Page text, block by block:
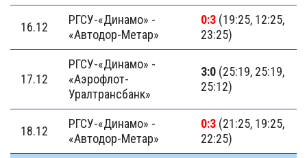
16.12
РГСУ-«Динамо» -
«Автодор-Метар»
0:3 (19:25, 12:25,
23:25)
17.12
РГСУ-«Динамо» -
«Аэрофлот-
Уралтрансбанк»
3:0 (25:19, 25:19,
25:12)
18.12
РГСУ-«Динамо» -
«Автодор-Метар»
0:3 (21:25, 19:25,
22:25)